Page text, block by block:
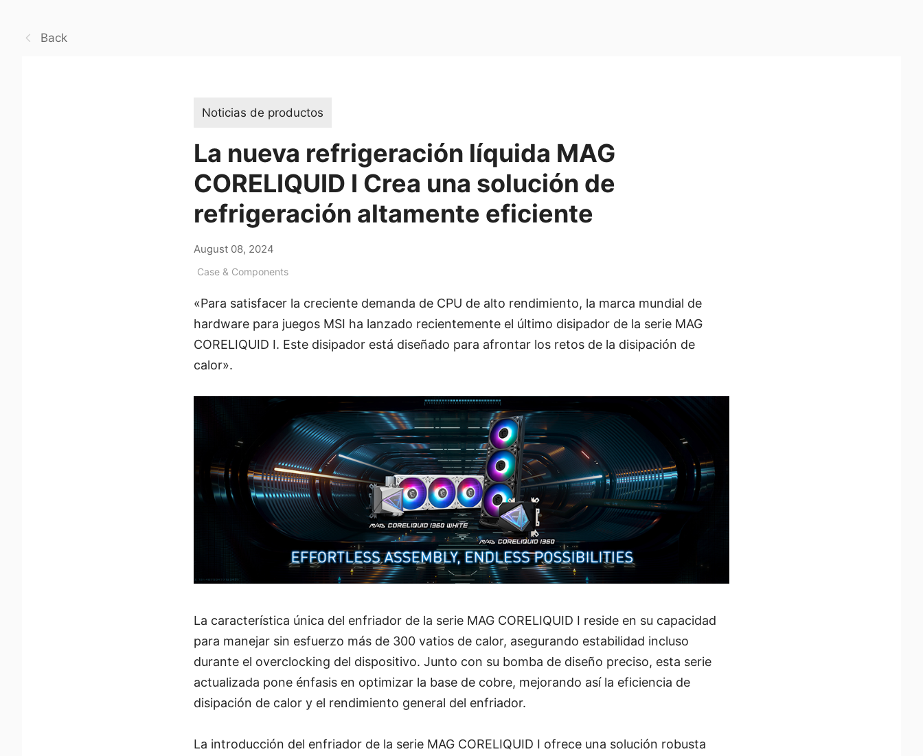
Back
Noticias de productos
La nueva refrigeración líquida MAG
CORELIQUID I Crea una solución de
refrigeración altamente eficiente
August 08, 2024
Case & Components
«Para satisfacer la creciente demanda de CPU de alto rendimiento, la marca mundial de
hardware para juegos MSI ha lanzado recientemente el último disipador de la serie MAG
CORELIQUID I. Este disipador está diseñado para afrontar los retos de la disipación de
calor».
La característica única del enfriador de la serie MAG CORELIQUID I reside en su capacidad
para manejar sin esfuerzo más de 300 vatios de calor, asegurando estabilidad incluso
durante el overclocking del dispositivo. Junto con su bomba de diseño preciso, esta serie
actualizada pone énfasis en optimizar la base de cobre, mejorando así la eficiencia de
disipación de calor y el rendimiento general del enfriador.
La introducción del enfriador de la serie MAG CORELIQUID I ofrece una solución robusta